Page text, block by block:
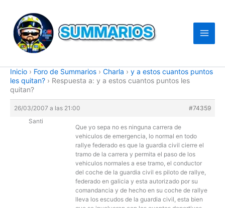
contenido
Inicio › Foro de Summarios › Charla › y a estos cuantos puntos
les quitan? › Respuesta a: y a estos cuantos puntos les
quitan?
26/03/2007 a las 21:00
#74359
Santi
Que yo sepa no es ninguna carrera de
vehiculos de emergencia, lo normal en todo
rallye federado es que la guardia civil cierre el
tramo de la carrera y permita el paso de los
vehiculos normales a ese tramo, el conductor
del coche de la guardia civil es piloto de rallye,
federado en galicia y esta autorizado por su
comandancia y de hecho en su coche de rallye
lleva los escudos de la guardia civil, esta bien